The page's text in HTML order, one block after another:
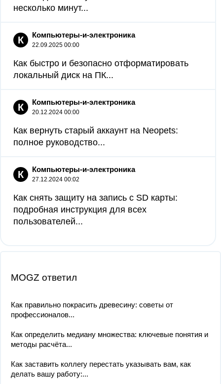
несколько минут...
К Компьютеры-и-электроника
22.09.2025 00:00
Как быстро и безопасно отформатировать
локальный диск на ПК...
К Компьютеры-и-электроника
20.12.2024 00:00
Как вернуть старый аккаунт на Neopets:
полное руководство...
К Компьютеры-и-электроника
27.12.2024 00:02
Как снять защиту на запись с SD карты:
подробная инструкция для всех
пользователей...
MOGZ ответил
Как правильно покрасить древесину: советы от
профессионалов...
Как определить медиану множества: ключевые понятия и
методы расчёта...
Как заставить коллегу перестать указывать вам, как
делать вашу работу:...